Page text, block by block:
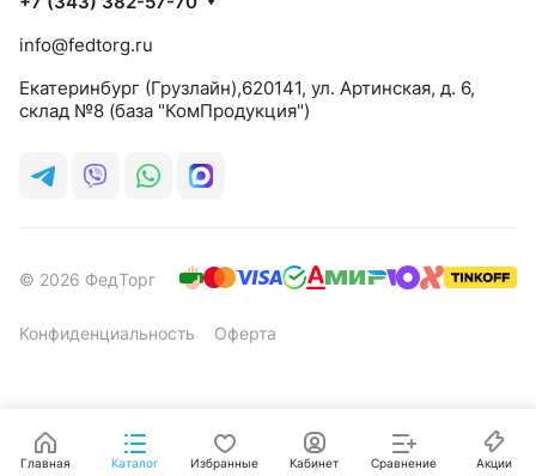
info@fedtorg.ru
Екатеринбург (Грузлайн),620141, ул. Артинская, д. 6,
склад №8 (база "КомПродукция")
© 2026 ФедТорг
Конфиденциальность Оферта
Главная Каталог Избранные Кабинет Сравнение Акции